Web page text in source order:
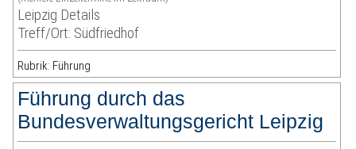
Leipzig Details
Treff/Ort: Südfriedhof
Rubrik: Führung
Führung durch das
Bundesverwaltungsgericht Leipzig